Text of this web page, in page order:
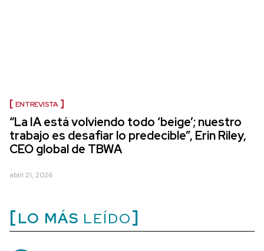
ENTREVISTA
“La IA está volviendo todo ‘beige’; nuestro
trabajo es desafiar lo predecible”, Erin Riley,
CEO global de TBWA
abril 21, 2026
LO MÁS LEÍDO